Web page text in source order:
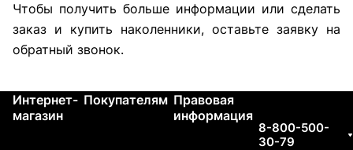
Чтобы получить больше информации или сделать
заказ и купить наколенники, оставьте заявку на
обратный звонок.
Интернет-
магазин
Покупателям Правовая
информация
8-800-500-
30-79